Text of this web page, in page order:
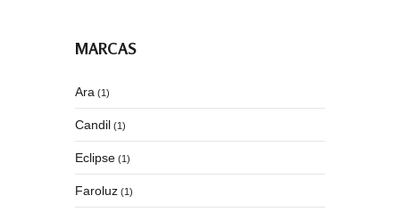
MARCAS
Ara (1)
Candil (1)
Eclipse (1)
Faroluz (1)